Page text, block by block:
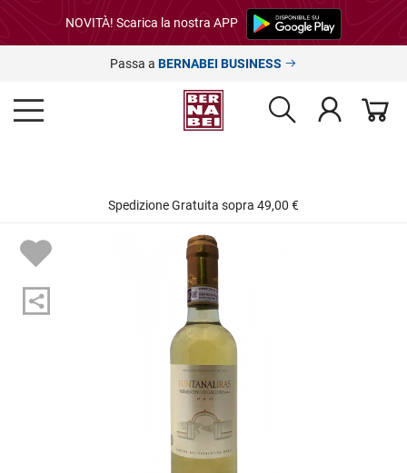
NOVITÀ! Scarica la nostra APP
Passa a BERNABEI BUSINESS
Spedizione Gratuita sopra 49,00 €